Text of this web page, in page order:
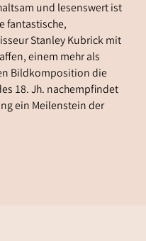
und lesenswert ist
fantastische,
Stanley Kubrick mit
einem mehr als
Bildkomposition die
18. Jh. nachempfindet
ein Meilenstein der